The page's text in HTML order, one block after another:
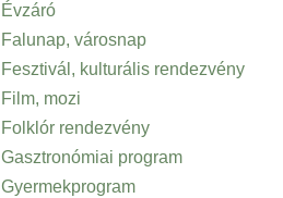
Évzáró
Falunap, városnap
Fesztivál, kulturális rendezvény
Film, mozi
Folklór rendezvény
Gasztronómiai program
Gyermekprogram